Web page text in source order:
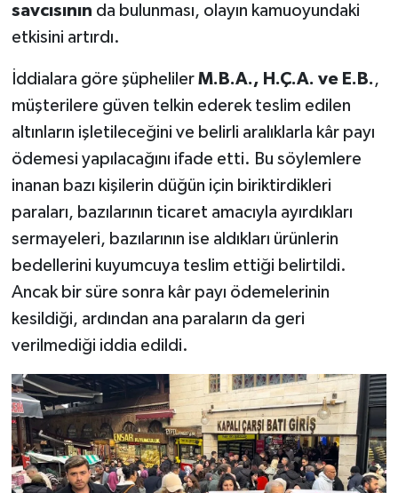
savcısının da bulunması, olayın kamuoyundaki
etkisini artırdı.
İddialara göre şüpheliler M.B.A., H.Ç.A. ve E.B.,
müşterilere güven telkin ederek teslim edilen
altınların işletileceğini ve belirli aralıklarla kâr payı
ödemesi yapılacağını ifade etti. Bu söylemlere
inanan bazı kişilerin düğün için biriktirdikleri
paraları, bazılarının ticaret amacıyla ayırdıkları
sermayeleri, bazılarının ise aldıkları ürünlerin
bedellerini kuyumcuya teslim ettiği belirtildi.
Ancak bir süre sonra kâr payı ödemelerinin
kesildiği, ardından ana paraların da geri
verilmediği iddia edildi.